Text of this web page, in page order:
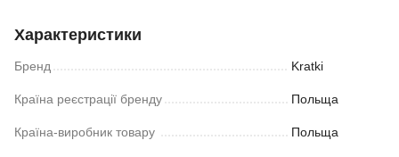
Характеристики
Бренд Kratki
Країна реєстрації бренду Польща
Країна-виробник товару Польща